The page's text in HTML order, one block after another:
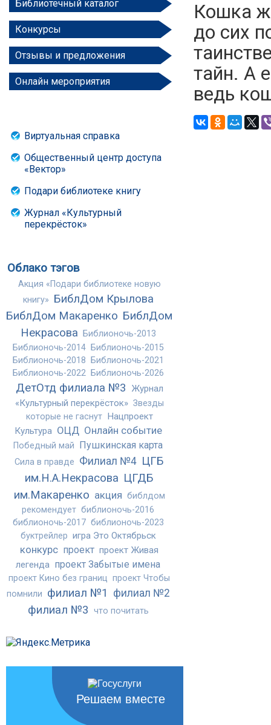
Библиотечный каталог
Конкурсы
Отзывы и предложения
Онлайн мероприятия
Виртуальная справка
Общественный центр доступа
«Вектор»
Подари библиотеке книгу
Журнал «Культурный
перекрёсток»
Облако тэгов
Акция «Подари библиотеке новую
книгу» БиблДом Крылова
БиблДом Макаренко БиблДом
Некрасова
Библионочь-2013
Библионочь-2014
Библионочь-2015
Библионочь-2018
Библионочь-2021
Библионочь-2022
Библионочь-2026
ДетОтд филиала №3
Журнал
«Культурный перекрёсток» Звезды
которые не гаснут Нацпроект
Культура ОЦД Онлайн событие
Победный май Пушкинская карта
Сила в правде Филиал №4 ЦГБ
им.Н.А.Некрасова ЦГДБ
им.Макаренко акция библдом
рекомендует библионочь-2016
библионочь-2017 библионочь-2023
буктрейлер игра Это Октябрьск
конкурс проект проект Живая
легенда проект Забытые имена
проект Кино без границ проект Чтобы
помнили филиал №1 филиал №2
филиал №3 что почитать
Решаем вместе
Кошка
до сих
тайн. А
ведь